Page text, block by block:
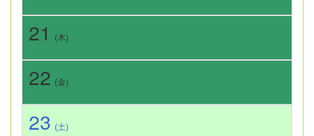
21 (木)
22 (金)
23 (土)